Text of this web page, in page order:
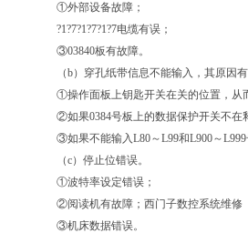
①外部设备故障；
?1?7?1?7?1?7电缆有误；
③03840板有故障。
（b）穿孔纸带信息不能输入，其原因有
①操作面板上钥匙开关在关的位置，从
②如果0384号板上的数据保护开关不在
③如果不能输入L80～L99和L900～
（c）停止位错误。
①波特率设定错误；
②阅读机有故障；西门子数控系统维修
③机床数据错误。